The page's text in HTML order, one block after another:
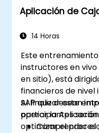
Aplicación de
14 Horas
Este
instructores en
en sitio), está
financieros de nivel
SAP que desean
operar la
optimizar el
Al finalizar este
participantes
Comprender